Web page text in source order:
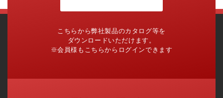
こちらから弊社製品のカタログ等を
ダウンロードいただけます。
※会員様もこちらからログインできます